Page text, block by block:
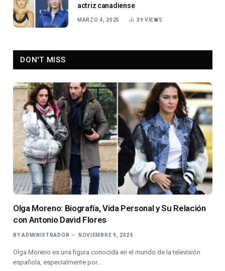
actriz canadiense
MARZO 4, 2025 39 VIEWS
DON'T MISS
Olga Moreno: Biografía, Vida Personal y Su Relación
con Antonio David Flores
BY ADMINISTRADOR NOVIEMBRE 9, 2024
Olga Moreno es una figura conocida en el mundo de la televisión
española, especialmente por…